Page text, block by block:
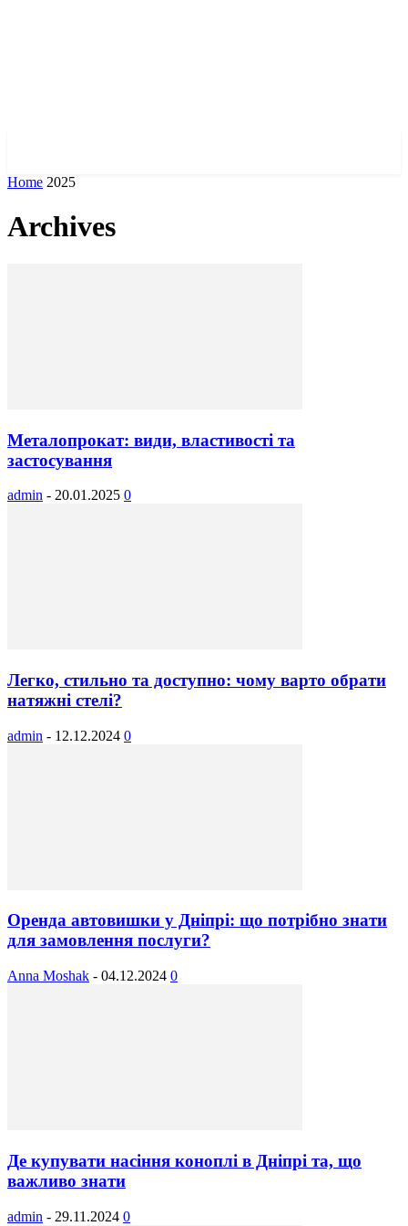
Home 2025
Archives
Металопрокат: види, властивості та
застосування
admin - 20.01.2025 0
Легко, стильно та доступно: чому варто обрати
натяжні стелі?
admin - 12.12.2024 0
Оренда автовишки у Дніпрі: що потрібно знати
для замовлення послуги?
Anna Moshak - 04.12.2024 0
Де купувати насіння коноплі в Дніпрі та, що
важливо знати
admin - 29.11.2024 0